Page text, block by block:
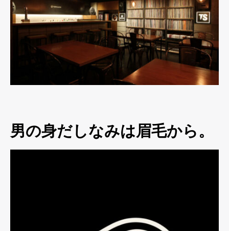
男の身だしなみは眉毛から。